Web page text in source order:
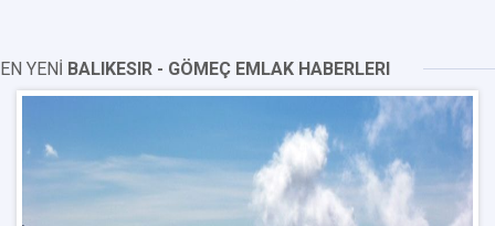
EN YENİ BALIKESIR - GÖMEÇ EMLAK HABERLERI